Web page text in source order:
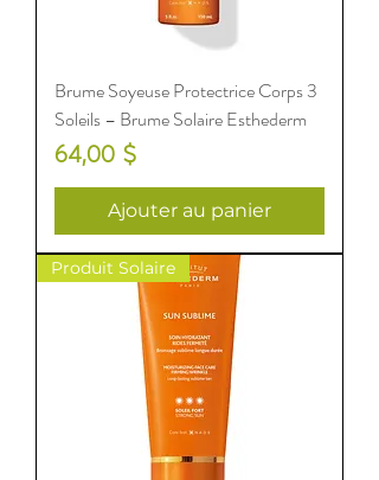
Brume Soyeuse Protectrice Corps 3
Soleils – Brume Solaire Esthederm
Prix
64,00 $
Ajouter au panier
Produit Solaire